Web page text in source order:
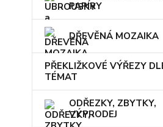
PAPÍRY
DŘEVĚNÁ MOZAIKA
PŘEKLIŽKOVÉ VÝŘEZY
TÉMAT
ODŘEZKY, ZBYTKY,
VÝPRODEJ